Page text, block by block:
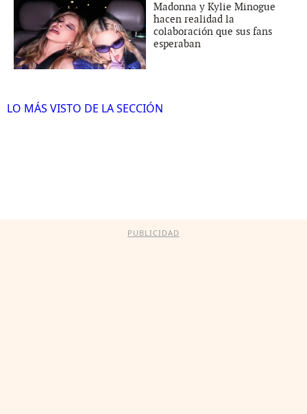
Madonna y Kylie Minogue
hacen realidad la
colaboración que sus fans
esperaban
LO MÁS VISTO DE LA SECCIÓN
PUBLICIDAD